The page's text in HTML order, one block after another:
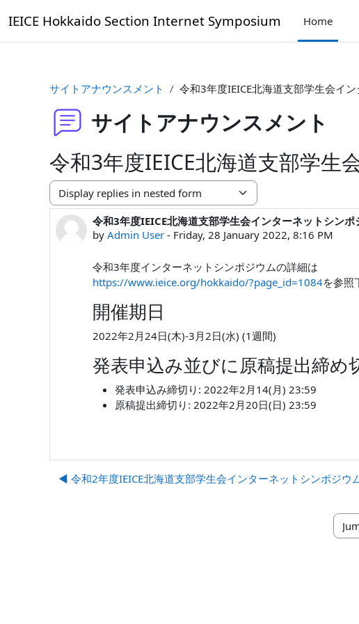
IEICE Hokkaido Section Internet Symposium Home
サイトアナウンスメント 令和3年度IEICE北海道支部学生会イ
サイトアナウンスメント
令和3年度IEICE北海道支部学生
Display mode
令和3年度IEICE北海道支部学生会インターネットシンポ
by Admin User - Friday, 28 January 2022, 8:16 PM
Number of replies: 0
令和3年度インターネットシンポジウムの詳細は
https://www.ieice.org/hokkaido/?page_id=1084を参照
開催期日
2022年2月24日(木)-3月2日(水) (1週間)
発表申込み並びに原稿提出締め
発表申込み締切り: 2022年2月14(月) 23:59
原稿提出締切り: 2022年2月20日(日) 23:59
◀︎ 令和2年度IEICE北海道支部学生会インターネットシンポジウ